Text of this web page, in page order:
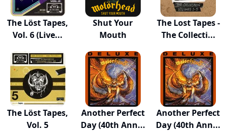
The Löst Tapes,
Vol. 6 (Live...
Shut Your
Mouth
The Lost Tapes -
The Collecti...
The Löst Tapes,
Vol. 5
Another Perfect
Day (40th Ann...
Another Perfect
Day (40th Ann...